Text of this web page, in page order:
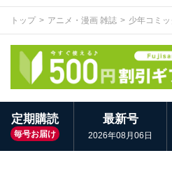
トップ アニメ・漫画 雑誌 少年コミ
定期購読
毎号お届け
最新号
2026年08月06日